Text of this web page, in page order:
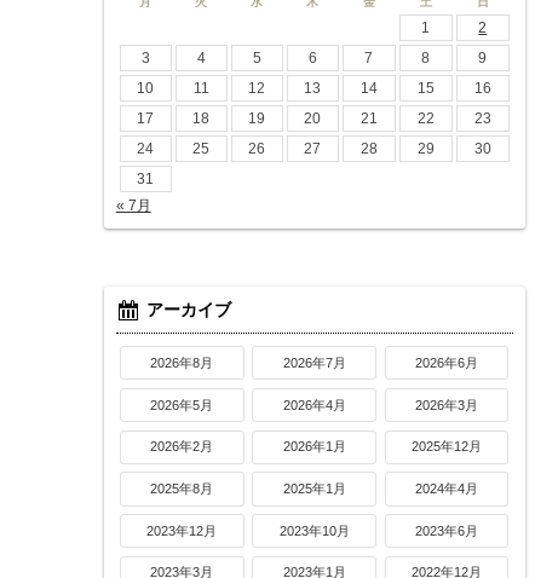
1
2
3
4 5 6 7 8
9
10
11 12 13 14 15
16
17
18 19 20 21 22
23
24
25 26 27 28 29
30
31
« 7月
アーカイブ
2026年8月 2026年7月 2026年6月
2026年5月 2026年4月 2026年3月
2026年2月 2026年1月 2025年12月
2025年8月 2025年1月 2024年4月
2023年12月 2023年10月 2023年6月
2023年3月 2023年1月 2022年12月